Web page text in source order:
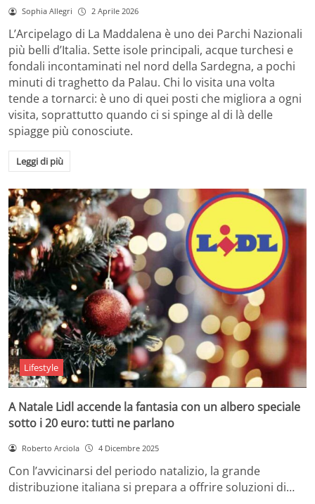
Sophia Allegri 2 Aprile 2026
L’Arcipelago di La Maddalena è uno dei Parchi Nazionali
più belli d’Italia. Sette isole principali, acque turchesi e
fondali incontaminati nel nord della Sardegna, a pochi
minuti di traghetto da Palau. Chi lo visita una volta
tende a tornarci: è uno di quei posti che migliora a ogni
visita, soprattutto quando ci si spinge al di là delle
spiagge più conosciute.
Leggi di più
Lifestyle
A Natale Lidl accende la fantasia con un albero speciale
sotto i 20 euro: tutti ne parlano
Roberto Arciola 4 Dicembre 2025
Con l’avvicinarsi del periodo natalizio, la grande
distribuzione italiana si prepara a offrire soluzioni di…